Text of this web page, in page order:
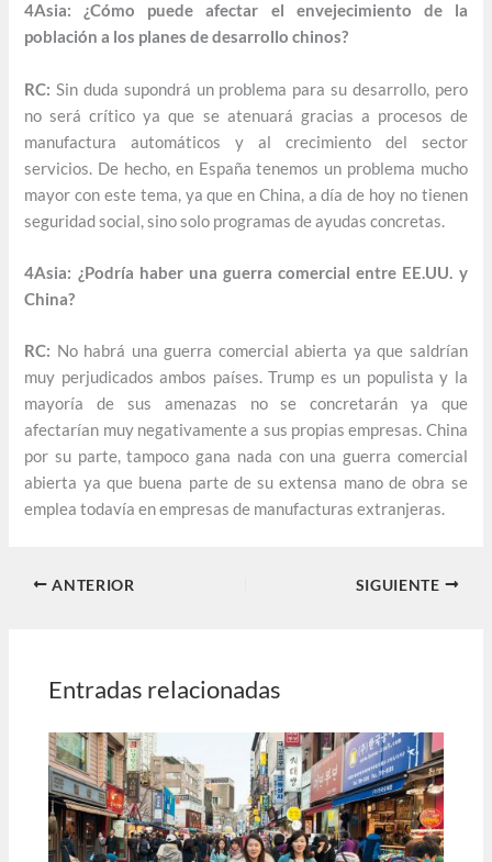
4Asia: ¿Cómo puede afectar el envejecimiento de la
población a los planes de desarrollo chinos?
RC:Sin duda supondrá un problema para su desarrollo, pero
no será crítico ya que se atenuará gracias a procesos de
manufactura automáticos y al crecimiento del sector
servicios. De hecho, en España tenemos un problema mucho
mayor con este tema, ya que en China, a día de hoy no tienen
seguridad social, sino solo programas de ayudas concretas.
4Asia: ¿Podría haber una guerra comercial entre EE.UU. y
China?
RC: No habrá una guerra comercial abierta ya que saldrían
muy perjudicados ambos países. Trump es un populista y la
mayoría de sus amenazas no se concretarán ya que
afectarían muy negativamente a sus propias empresas. China
por su parte, tampoco gana nada con una guerra comercial
abierta ya que buena parte de su extensa mano de obra se
emplea todavía en empresas de manufacturas extranjeras.
ANTERIOR SIGUIENTE
Entradas relacionadas